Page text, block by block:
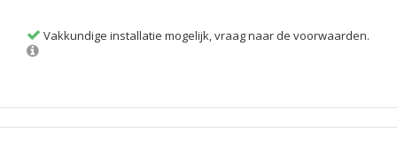
Vakkundige installatie mogelijk, vraag naar de voorwaarden.